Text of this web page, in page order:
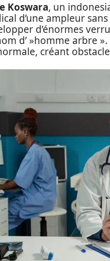
Koswara, un
d’une ampleur
d’énormes
d’ »homme arbre
créant